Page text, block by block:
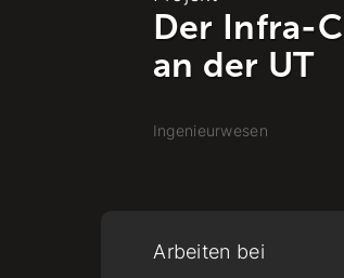
Der Infra-
an der UT
Ingenieurwesen
Arbeiten bei